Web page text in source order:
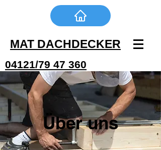
MAT DACHDECKER
04121/79 47 360
Über uns